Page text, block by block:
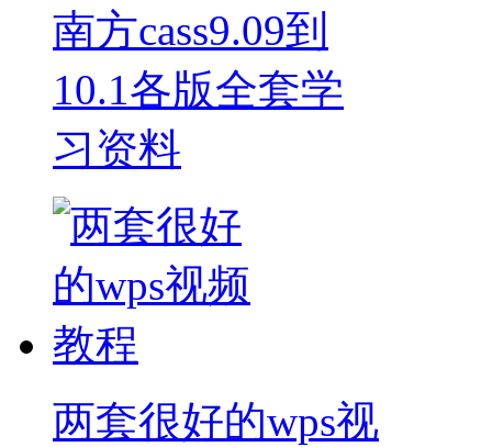
南方cass9.09到
10.1各版全套学
习资料
两套很好的wps视